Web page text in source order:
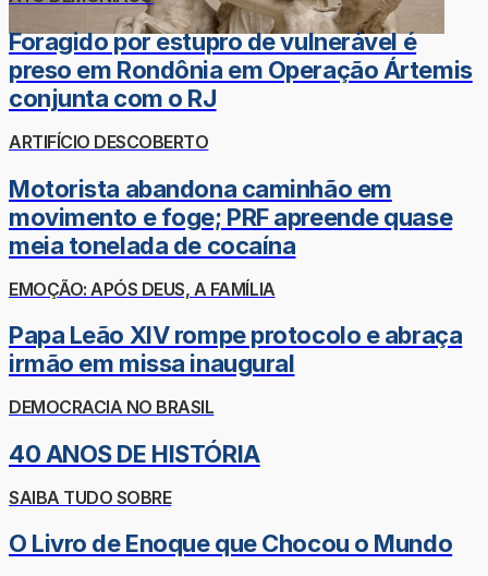
Foragido por estupro de vulnerável é
preso em Rondônia em Operação Ártemis
conjunta com o RJ
ARTIFÍCIO DESCOBERTO
Motorista abandona caminhão em
movimento e foge; PRF apreende quase
meia tonelada de cocaína
EMOÇÃO: APÓS DEUS, A FAMÍLIA
Papa Leão XIV rompe protocolo e abraça
irmão em missa inaugural
DEMOCRACIA NO BRASIL
40 ANOS DE HISTÓRIA
SAIBA TUDO SOBRE
O Livro de Enoque que Chocou o Mundo